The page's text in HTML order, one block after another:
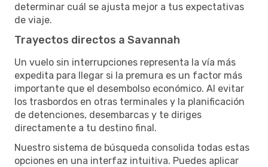
determinar cuál se ajusta mejor a tus expectativas
de viaje.
Trayectos directos a Savannah
Un vuelo sin interrupciones representa la vía más
expedita para llegar si la premura es un factor más
importante que el desembolso económico. Al evitar
los trasbordos en otras terminales y la planificación
de detenciones, desembarcas y te diriges
directamente a tu destino final.
Nuestro sistema de búsqueda consolida todas estas
opciones en una interfaz intuitiva. Puedes aplicar